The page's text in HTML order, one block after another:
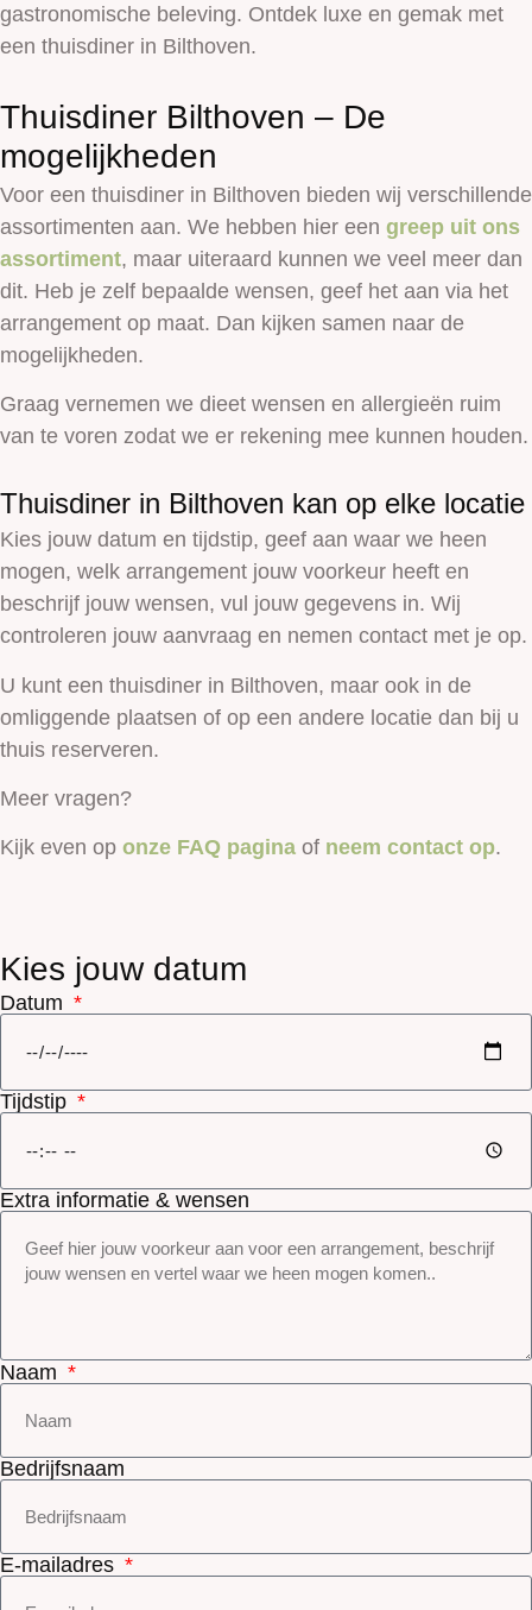
gastronomische beleving. Ontdek luxe en gemak met
een thuisdiner in Bilthoven.
Thuisdiner Bilthoven – De
mogelijkheden
Voor een thuisdiner in Bilthoven bieden wij verschillende
assortimenten aan. We hebben hier een greep uit ons
assortiment, maar uiteraard kunnen we veel meer dan
dit. Heb je zelf bepaalde wensen, geef het aan via het
arrangement op maat. Dan kijken samen naar de
mogelijkheden.
Graag vernemen we dieet wensen en allergieën ruim
van te voren zodat we er rekening mee kunnen houden.
Thuisdiner in Bilthoven kan op elke locatie
Kies jouw datum en tijdstip, geef aan waar we heen
mogen, welk arrangement jouw voorkeur heeft en
beschrijf jouw wensen, vul jouw gegevens in. Wij
controleren jouw aanvraag en nemen contact met je op.
U kunt een thuisdiner in Bilthoven, maar ook in de
omliggende plaatsen of op een andere locatie dan bij u
thuis reserveren.
Meer vragen?
Kijk even op onze FAQ pagina of neem contact op.
Kies jouw datum
Datum
Tijdstip
Extra informatie & wensen
Naam
Bedrijfsnaam
E-mailadres